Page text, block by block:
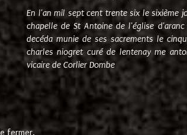
En l'an mil sept cent trente six le sixième
chapelle de St Antoine de l'église
decéda munie de ses sacrements le
charles niogret curé de lentenay me
vicaire de Corlier Dombe
fermer.